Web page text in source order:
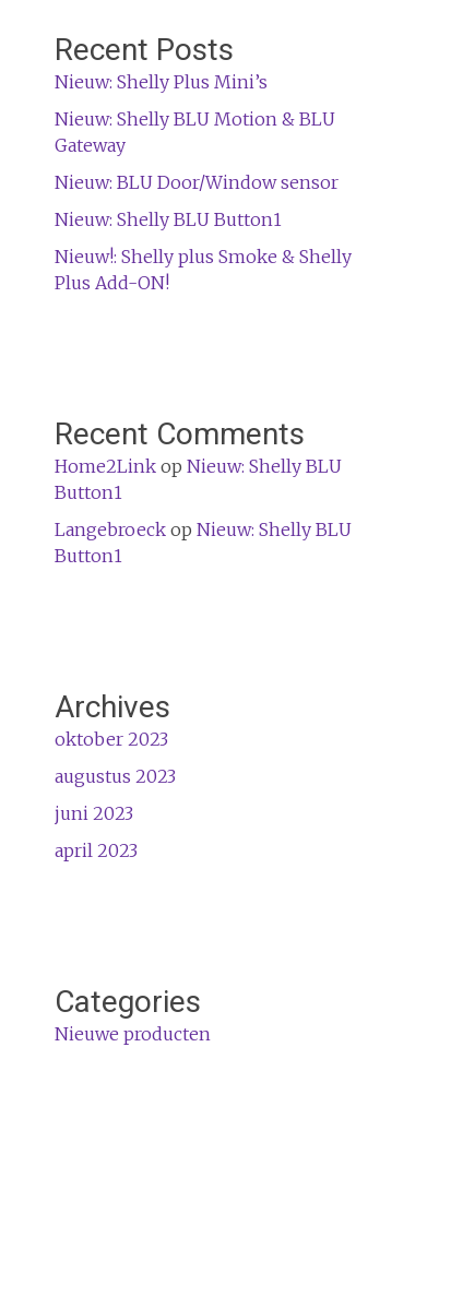
Recent Posts
Nieuw: Shelly Plus Mini’s
Nieuw: Shelly BLU Motion & BLU
Gateway
Nieuw: BLU Door/Window sensor
Nieuw: Shelly BLU Button1
Nieuw!: Shelly plus Smoke & Shelly
Plus Add-ON!
Recent Comments
Home2Linkop Nieuw: Shelly BLU
Button1
Langebroeckop Nieuw: Shelly BLU
Button1
Archives
oktober 2023
augustus 2023
juni 2023
april 2023
Categories
Nieuwe producten